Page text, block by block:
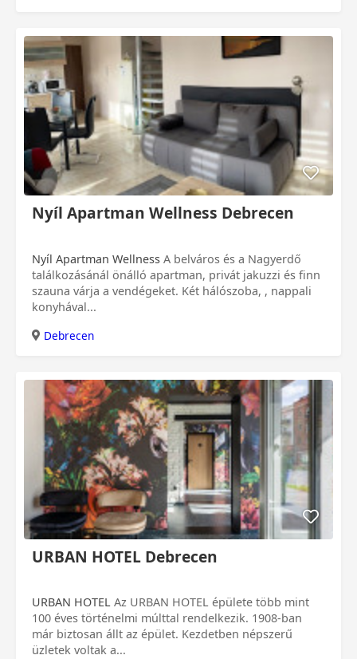
Nyíl Apartman Wellness Debrecen
Nyíl Apartman Wellness
találkozásánál önálló apartman, privát jakuzzi és finn
szauna várja a vendégeket. Két hálószoba, , nappali
konyhával...
Debrecen
URBAN HOTEL Debrecen
URBAN HOTEL
100 éves történelmi múlttal rendelkezik. 1908-ban
már biztosan állt az épület. Kezdetben népszerű
üzletek voltak a...